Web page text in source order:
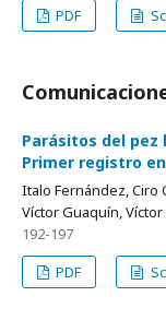
PDF
Parásitos del pez
Primer registro
Italo Fernández, Ciro
Víctor Guaquín, Víctor
192-197
PDF